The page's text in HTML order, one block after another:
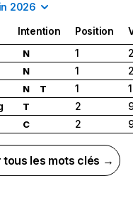
2026
Intention Position
N 1
N 1
N T 1
T 2
C 2
tous les mots clés →